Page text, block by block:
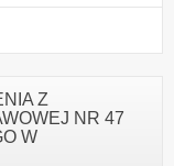
Z
NR 47
W